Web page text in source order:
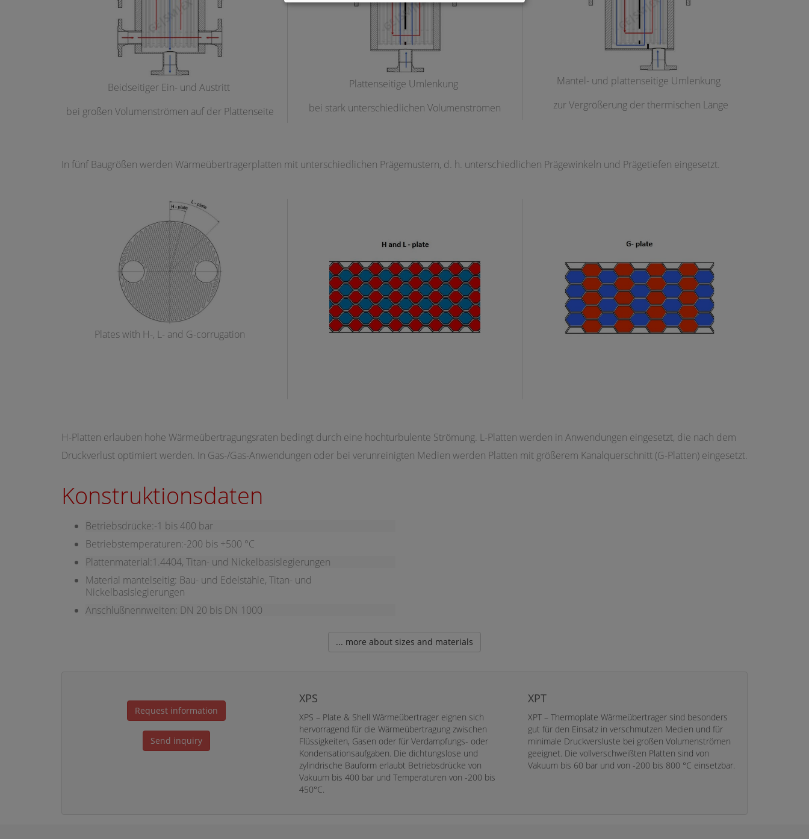
Beidseitiger Ein- und Austritt
bei großen Volumenströmen auf der Plattenseite
Plattenseitige Umlenkung
bei stark unterschiedlichen Volumenströmen
Mantel- und plattenseitige Umlenkung
zur Vergrößerung der thermischen Länge
In fünf Baugrößen werden Wärmeübertragerplatten mit unterschiedlichen Prägemustern, d. h. unterschiedlichen Prägewinkeln und Prägetiefen eingesetzt.
Plates with H-, L- and G-corrugation
H-Platten erlauben hohe Wärmeübertragungsraten bedingt durch eine hochturbulente Strömung. L-Platten werden in Anwendungen eingesetzt, die nach dem
Druckverlust optimiert werden. In Gas-/Gas-Anwendungen oder bei verunreinigten Medien werden Platten mit größerem Kanalquerschnitt (G-Platten) eingesetzt.
Konstruktionsdaten
Betriebsdrücke:-1 bis 400 bar
Betriebstemperaturen:-200 bis +500 °C
Plattenmaterial:1.4404, Titan- und Nickelbasislegierungen
Material mantelseitig: Bau- und Edelstähle, Titan- und
Nickelbasislegierungen
Anschlußnennweiten: DN 20 bis DN 1000
... more about sizes and materials
Request information
Send inquiry
XPS
XPS – Plate & Shell Wärmeübertrager eignen sich
hervorragend für die Wärmeübertragung zwischen
Flüssigkeiten, Gasen oder für Verdampfungs- oder
Kondensationsaufgaben. Die dichtungslose und
zylindrische Bauform erlaubt Betriebsdrücke von
Vakuum bis 400 bar und Temperaturen von -200 bis
450°C.
XPT
XPT – Thermoplate Wärmeübertrager sind besonders
gut für den Einsatz in verschmutzen Medien und für
minimale Druckversluste bei großen Volumenströmen
geeignet. Die vollverschweißten Platten sind von
Vakuum bis 60 bar und von -200 bis 800 °C einsetzbar.